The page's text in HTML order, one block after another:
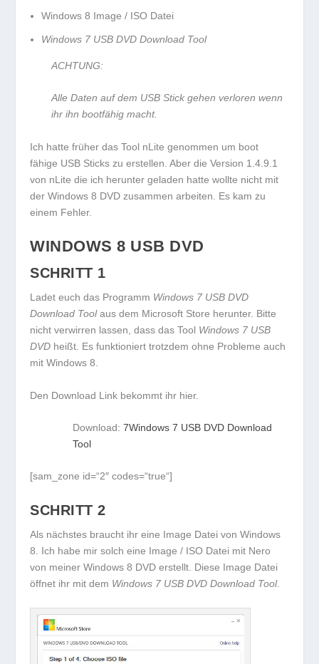
Windows 8 Image / ISO Datei
Windows 7 USB DVD Download Tool
ACHTUNG:
Alle Daten auf dem USB Stick gehen verloren wenn
ihr ihn bootfähig macht.
Ich hatte früher das Tool nLite genommen um boot
fähige USB Sticks zu erstellen. Aber die Version 1.4.9.1
von nLite die ich herunter geladen hatte wollte nicht mit
der Windows 8 DVD zusammen arbeiten. Es kam zu
einem Fehler.
WINDOWS 8 USB DVD
SCHRITT 1
Ladet euch das Programm Windows 7 USB DVD
Download Toolaus dem Microsoft Store herunter. Bitte
nicht verwirren lassen, dass das Tool Windows 7 USB
DVD heißt. Es funktioniert trotzdem ohne Probleme auch
mit Windows 8.
Den Download Link bekommt ihr hier.
Download:7Windows 7 USB DVD Download
Tool
[sam_zone id=“2″ codes=“true“]
SCHRITT 2
Als nächstes braucht ihr eine Image Datei von Windows
8. Ich habe mir solch eine Image / ISO Datei mit Nero
von meiner Windows 8 DVD erstellt. Diese Image Datei
öffnet ihr mit dem Windows 7 USB DVD Download Tool.